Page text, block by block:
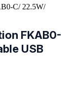
FKAB0-
USB